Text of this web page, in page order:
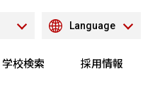
学校検索 採用情報
Language